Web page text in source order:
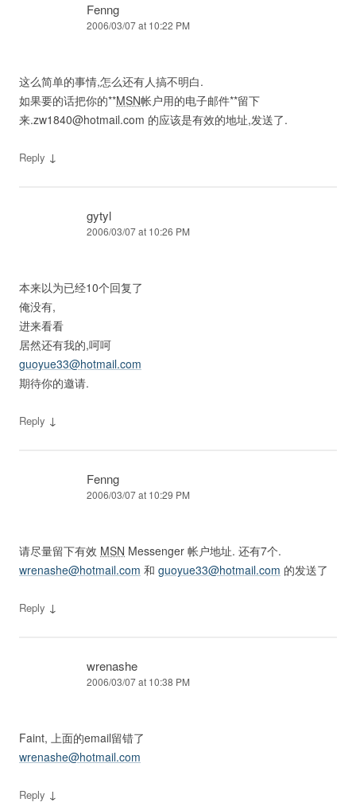
Fenng
2006/03/07 at 10:22 PM
这么简单的事情,怎么还有人搞不明白.
如果要的话把你的**MSN帐户用的电子邮件**留下
来.zw1840@hotmail.com 的应该是有效的地址,发送了.
Reply ↓
gytyl
2006/03/07 at 10:26 PM
本来以为已经10个回复了
俺没有,
进来看看
居然还有我的,呵呵
guoyue33@hotmail.com
期待你的邀请.
Reply ↓
Fenng
2006/03/07 at 10:29 PM
请尽量留下有效 MSN Messenger 帐户地址. 还有7个.
wrenashe@hotmail.com 和 guoyue33@hotmail.com 的发送了
Reply ↓
wrenashe
2006/03/07 at 10:38 PM
Faint, 上面的email留错了
wrenashe@hotmail.com
Reply ↓